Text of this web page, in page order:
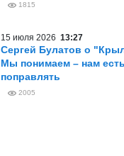
1815
15 июля 2026 13:27
Сергей Булатов о
Мы понимаем – нам
поправлять
2005